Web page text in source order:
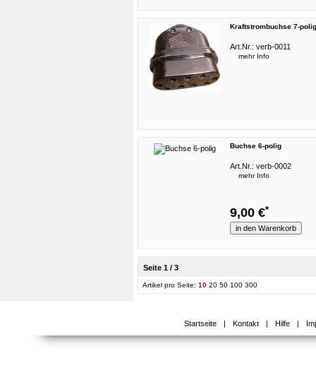
Kraftstrombuchse 7-polig
Art.Nr.: verb-0011
mehr Info
Buchse 6-polig
Art.Nr.: verb-0002
mehr Info
9,00 €*
Seite 1 / 3
Artikel pro Seite: 10 20 50 100 300
Startseite | Kontakt | Hilfe |